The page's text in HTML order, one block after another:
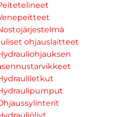
ohjauslaitteet